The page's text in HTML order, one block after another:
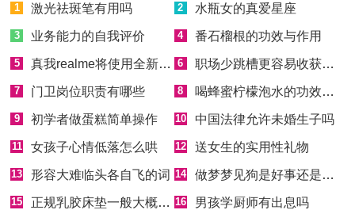
1 激光祛斑笔有用吗 2 水瓶女的真爱星座
3 业务能力的自我评价 4 番石榴根的功效与作用
5 真我realme将使用全新Logo 6 职场少跳槽更容易收获成功
7 门卫岗位职责有哪些 8 喝蜂蜜柠檬泡水的功效和好处
9 初学者做蛋糕简单操作 10 中国法律允许未婚生子吗
11 女孩子心情低落怎么哄 12 送女生的实用性礼物
13 形容大难临头各自飞的词 14 做梦梦见狗是好事还是坏事
15 正规乳胶床垫一般大概多少钱 16 男孩学厨师有出息吗